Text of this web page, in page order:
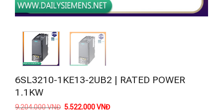
6SL3210-1KE13-2UB2 | RATED POWER
1.1KW
9.204.000VNĐ Giá
5.522.000VNĐGiá